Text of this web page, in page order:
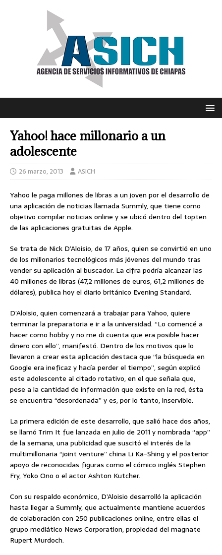
Yahoo! hace millonario a un
adolescente
26 marzo, 2013 ASICH
Yahoo le paga millones de libras a un joven por el desarrollo de
una aplicación de noticias llamada Summly, que tiene como
objetivo compilar noticias online y se ubicó dentro del topten
de las aplicaciones gratuitas de Apple.
Se trata de Nick D’Aloisio, de 17 años, quien se convirtió en uno
de los millonarios tecnológicos más jóvenes del mundo tras
vender su aplicación al buscador. La cifra podría alcanzar las
40 millones de libras (47,2 millones de euros, 61,2 millones de
dólares), publica hoy el diario británico Evening Standard.
D’Aloisio, quien comenzará a trabajar para Yahoo, quiere
terminar la preparatoria e ir a la universidad. “Lo comencé a
hacer como hobby y no me di cuenta que era posible hacer
dinero con ello”, manifestó. Dentro de los motivos que lo
llevaron a crear esta aplicación destaca que “la búsqueda en
Google era ineficaz y hacía perder el tiempo”, según explicó
este adolescente al citado rotativo, en el que señala que,
pese a la cantidad de información que existe en la red, ésta
se encuentra “desordenada” y es, por lo tanto, inservible.
La primera edición de este desarrollo, que salió hace dos años,
se llamó Trim It fue lanzada en julio de 2011 y nombrada “app”
de la semana, una publicidad que suscitó el interés de la
multimillonaria “joint venture” china Li Ka-Shing y el posterior
apoyo de reconocidas figuras como el cómico inglés Stephen
Fry, Yoko Ono o el actor Ashton Kutcher.
Con su respaldo económico, D’Aloisio desarrolló la aplicación
hasta llegar a Summly, que actualmente mantiene acuerdos
de colaboración con 250 publicaciones online, entre ellas el
grupo mediático News Corporation, propiedad del magnate
Rupert Murdoch.